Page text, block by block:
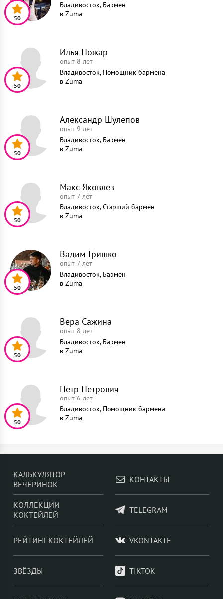
Владивосток, Бармен
в Zuma
50
Илья Пожар
опыт 8 лет
Владивосток, Помощник бармена
в Zuma
50
Александр Шулепов
опыт 9 лет
Владивосток, Бармен
в Zuma
50
Макс Яковлев
опыт 7 лет
Владивосток, Старший бармен
в Zuma
50
Вадим Гришко
опыт 7 лет
Владивосток, Бармен
в Zuma
50
Вера Сажина
опыт 8 лет
Владивосток, Бармен
в Zuma
50
Петр Петрович
опыт 6 лет
Владивосток, Помощник бармена
в Zuma
50
КАЛЬКУЛЯТОР
ВЕЧЕРИНОК
КОЛЛЕКЦИИ
КОКТЕЙЛЕЙ
РЕЙТИНГ КОКТЕЙЛЕЙ
ЗВЁЗДЫ
КОНТАКТЫ
TELEGRAM
VKONTAKTE
TIKTOK